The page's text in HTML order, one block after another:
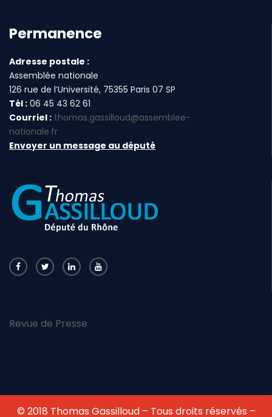
Permanence
Adresse postale :
Assemblée nationale
126 rue de l’Université, 75355 Paris 07 SP
Tél : 06 45 43 62 61
Courriel : thomas.gassilloud@assemblee-
nationale.fr
Envoyer un message au député
Revue de Presse
© 2018 Thomas Gassilloud – Tous droits réservés –